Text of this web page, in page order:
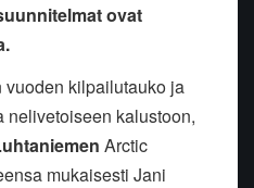
ovat
kilpailutauko ja
nelivetoiseen kalustoon,
Arctic
mukaisesti Jani